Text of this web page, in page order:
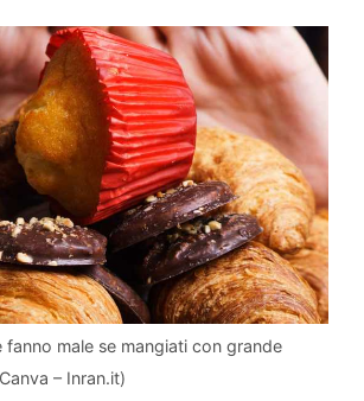
fanno male se mangiati con grande
– Inran.it)